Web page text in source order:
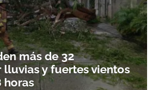
más de 32
y fuertes vientos
horas